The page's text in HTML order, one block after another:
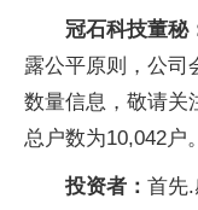
冠石科技董秘
露公平原则，公司
数量信息，敬请关
总户数为10,042户
投资者： 首先